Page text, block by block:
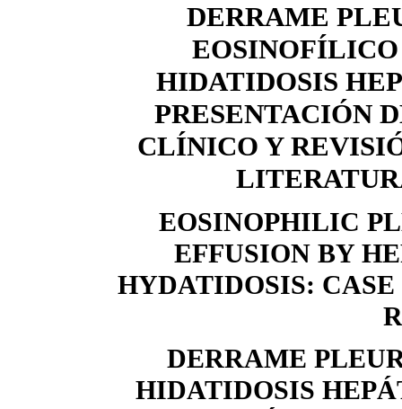
DERRAME
EOSINOFÍLICO
HIDATIDOSIS
PRESENTACIÓN
CLÍNICO Y
EOSINOPHILIC
EFFUSION BY
HYDATIDOSIS:
DERRAME
HIDATIDOSIS